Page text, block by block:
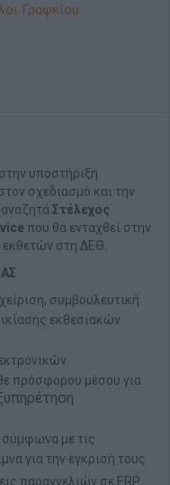
Γραφείου
υποστήριξη
σχεδιασμό και την
Στέλεχος
που θα ενταχθεί στην
στη ΔΕΘ
συμβουλευτική
εκθεσιακών
πρόσφορου μέσου για
με τις
για την έγκρισή τους
παραγγελιών σε ERP